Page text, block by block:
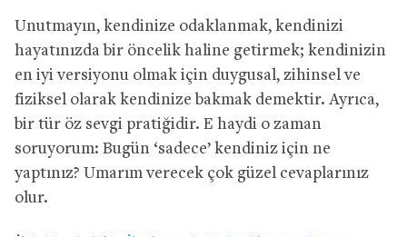
Unutmayın, kendinize odaklanmak, kendinizi
hayatınızda bir öncelik haline getirmek; kendinizin
en iyi versiyonu olmak için duygusal, zihinsel ve
fiziksel olarak kendinize bakmak demektir. Ayrıca,
bir tür öz sevgi pratiğidir. E haydi o zaman
soruyorum: Bugün ‘sadece’ kendiniz için ne
yaptınız? Umarım verecek çok güzel cevaplarınız
olur.